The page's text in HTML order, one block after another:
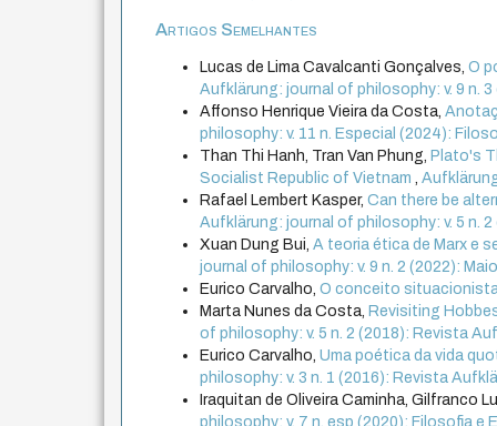
Artigos Semelhantes
Lucas de Lima Cavalcanti Gonçalves,O
Aufklärung: journal of philosophy: v. 9 n.
Affonso Henrique Vieira da Costa,
philosophy: v. 11 n. Especial (2024):
Than Thi Hanh, Tran Van Phung, Plato's
Socialist Republic of Vietnam,
Rafael Lembert Kasper,Can there be
Aufklärung: journal of philosophy: v. 5 n.
Xuan Dung Bui,A teoria ética de Marx e
journal of philosophy: v. 9 n. 2 (2022):
Eurico Carvalho,O conceito
Marta Nunes da Costa, Revisiting
of philosophy: v. 5 n. 2 (2018): Revista
Eurico Carvalho,Uma poética da vida
philosophy: v. 3 n. 1 (2016): Revista
Iraquitan de Oliveira Caminha, Gilfranco
philosophy: v. 7 n. esp (2020): Filosofia e